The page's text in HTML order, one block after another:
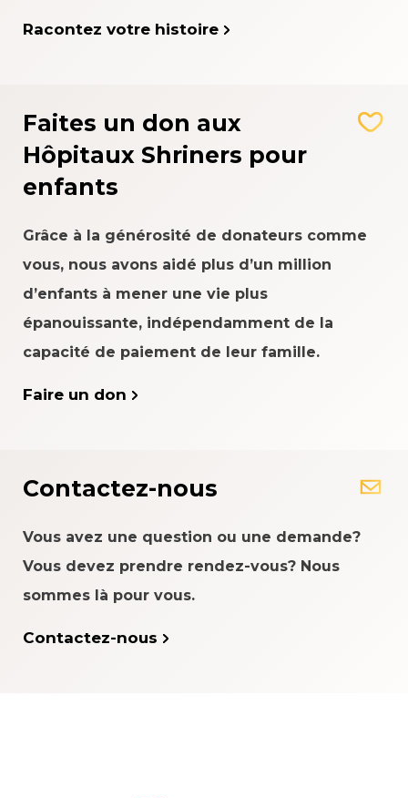
Racontez votre histoire
Faites un don aux
Hôpitaux Shriners pour
enfants
Grâce à la générosité de donateurs comme
vous, nous avons aidé plus d’un million
d’enfants à mener une vie plus
épanouissante, indépendamment de la
capacité de paiement de leur famille.
Faire un don
Contactez-nous
Vous avez une question ou une demande?
Vous devez prendre rendez-vous? Nous
sommes là pour vous.
Contactez-nous